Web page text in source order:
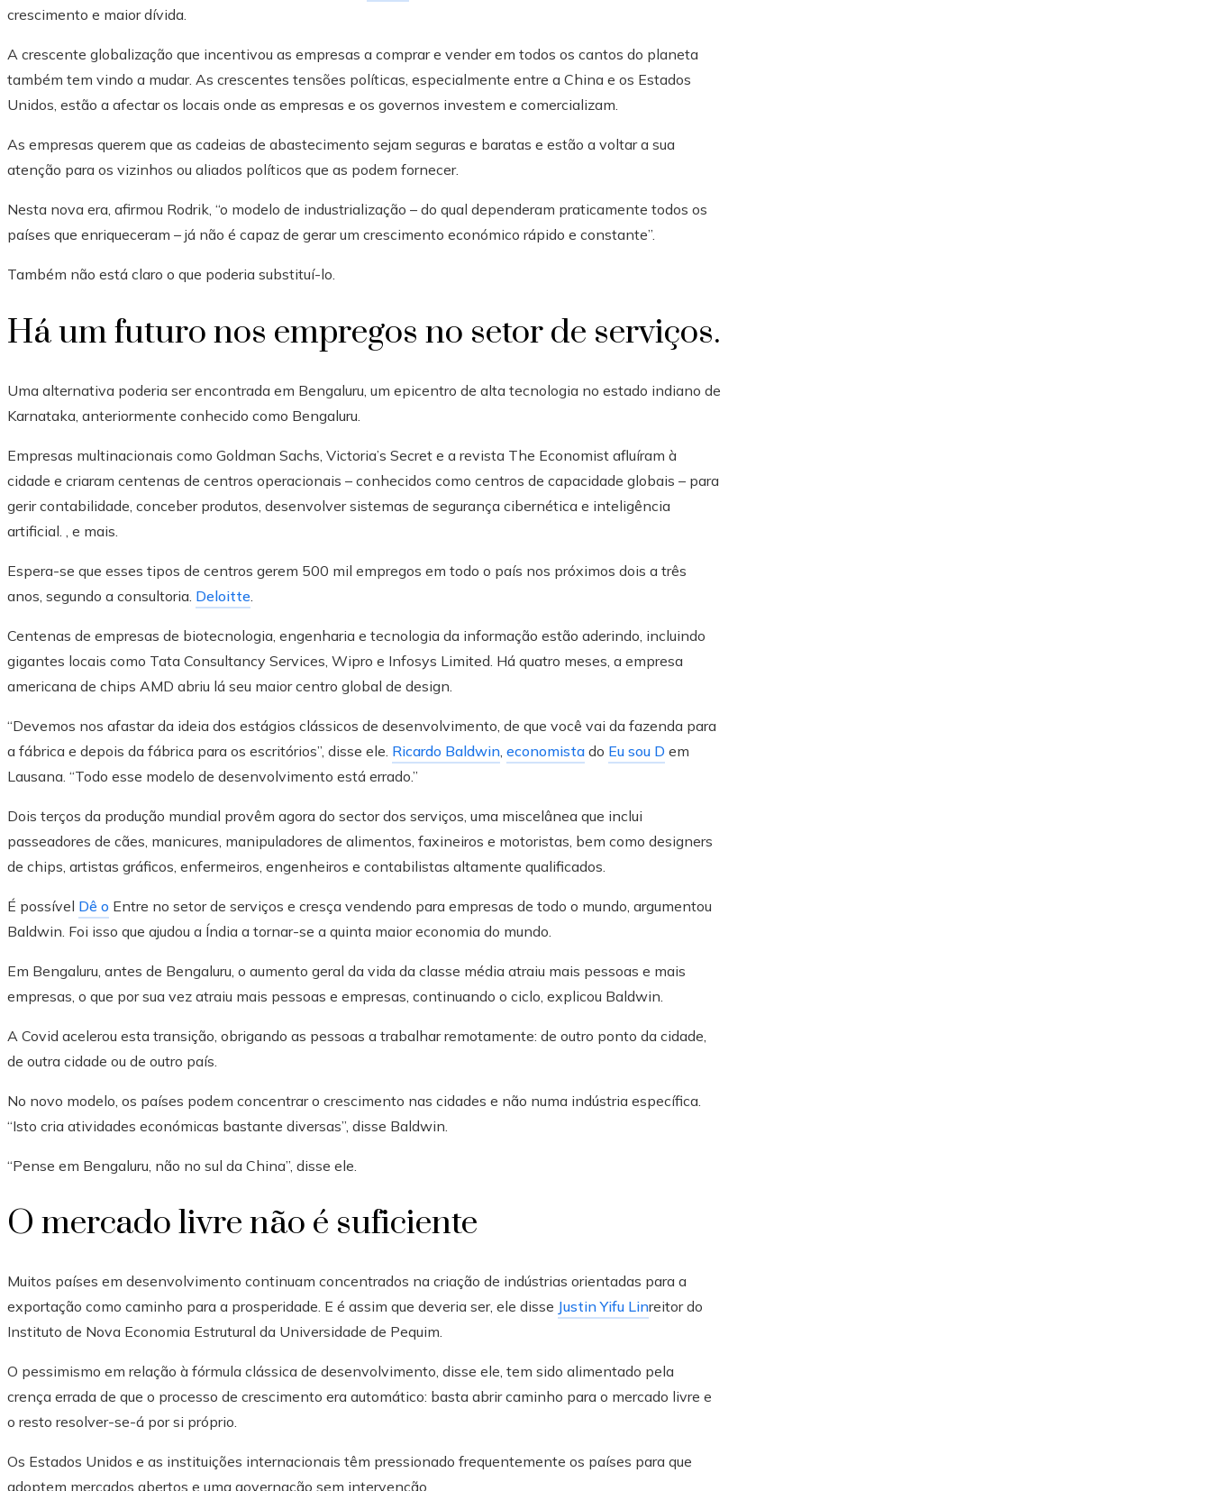
crescimento e maior dívida.
A crescente globalização que incentivou as empresas a comprar e vender em todos os cantos do planeta
também tem vindo a mudar. As crescentes tensões políticas, especialmente entre a China e os Estados
Unidos, estão a afectar os locais onde as empresas e os governos investem e comercializam.
As empresas querem que as cadeias de abastecimento sejam seguras e baratas e estão a voltar a sua
atenção para os vizinhos ou aliados políticos que as podem fornecer.
Nesta nova era, afirmou Rodrik, “o modelo de industrialização – do qual dependeram praticamente todos os
países que enriqueceram – já não é capaz de gerar um crescimento económico rápido e constante”.
Também não está claro o que poderia substituí-lo.
Há um futuro nos empregos no setor de serviços.
Uma alternativa poderia ser encontrada em Bengaluru, um epicentro de alta tecnologia no estado indiano de
Karnataka, anteriormente conhecido como Bengaluru.
Empresas multinacionais como Goldman Sachs, Victoria’s Secret e a revista The Economist afluíram à
cidade e criaram centenas de centros operacionais – conhecidos como centros de capacidade globais – para
gerir contabilidade, conceber produtos, desenvolver sistemas de segurança cibernética e inteligência
artificial. , e mais.
Espera-se que esses tipos de centros gerem 500 mil empregos em todo o país nos próximos dois a três
anos, segundo a consultoria. Deloitte
Centenas de empresas de biotecnologia, engenharia e tecnologia da informação estão aderindo, incluindo
gigantes locais como Tata Consultancy Services, Wipro e Infosys Limited. Há quatro meses, a empresa
americana de chips AMD abriu lá seu maior centro global de design.
“Devemos nos afastar da ideia dos estágios clássicos de desenvolvimento, de que você vai da fazenda para
a fábrica e depois da fábrica para os escritórios”, disse ele. Ricardo Baldwin economista do Eu sou D em
Lausana. “Todo esse modelo de desenvolvimento está errado.”
Dois terços da produção mundial provêm agora do sector dos serviços, uma miscelânea que inclui
passeadores de cães, manicures, manipuladores de alimentos, faxineiros e motoristas, bem como designers
de chips, artistas gráficos, enfermeiros, engenheiros e contabilistas altamente qualificados.
É possível Dê o Entre no setor de serviços e cresça vendendo para empresas de todo o mundo, argumentou
Baldwin. Foi isso que ajudou a Índia a tornar-se a quinta maior economia do mundo.
Em Bengaluru, antes de Bengaluru, o aumento geral da vida da classe média atraiu mais pessoas e mais
empresas, o que por sua vez atraiu mais pessoas e empresas, continuando o ciclo, explicou Baldwin.
A Covid acelerou esta transição, obrigando as pessoas a trabalhar remotamente: de outro ponto da cidade,
de outra cidade ou de outro país.
No novo modelo, os países podem concentrar o crescimento nas cidades e não numa indústria específica.
“Isto cria atividades económicas bastante diversas”, disse Baldwin.
“Pense em Bengaluru, não no sul da China”, disse ele.
O mercado livre não é suficiente
Muitos países em desenvolvimento continuam concentrados na criação de indústrias orientadas para a
exportação como caminho para a prosperidade. E é assim que deveria ser, ele disse Justin Yifu Linreitor do
Instituto de Nova Economia Estrutural da Universidade de Pequim.
O pessimismo em relação à fórmula clássica de desenvolvimento, disse ele, tem sido alimentado pela
crença errada de que o processo de crescimento era automático: basta abrir caminho para o mercado livre e
o resto resolver-se-á por si próprio.
Os Estados Unidos e as instituições internacionais têm pressionado frequentemente os países para que
adoptem mercados abertos e uma governação sem intervenção.